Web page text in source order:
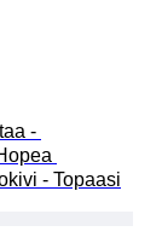
-
- Topaasi